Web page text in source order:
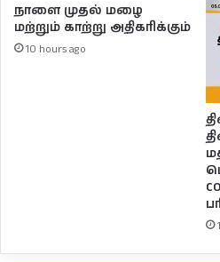
நாளை முதல் மழை
மற்றும் காற்று அதிகரிக்கும்
10 hours ago